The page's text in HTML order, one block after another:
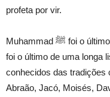
profeta por vir.
Muhammad ﷺ foi o último e derradeiro mensageiro de Deus. Ele
foi o último de uma longa
conhecidos das tradições
Abraão, Jacó, Moisés,